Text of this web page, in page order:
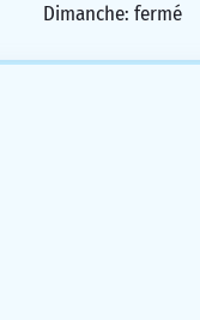
Dimanche: fermé